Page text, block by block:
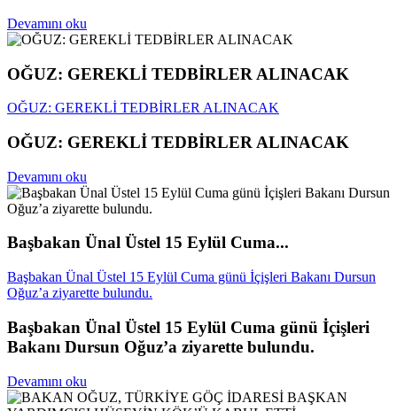
Devamını oku
OĞUZ: GEREKLİ TEDBİRLER ALINACAK
OĞUZ: GEREKLİ TEDBİRLER ALINACAK
OĞUZ: GEREKLİ TEDBİRLER ALINACAK
Devamını oku
Başbakan Ünal Üstel 15 Eylül Cuma...
Başbakan Ünal Üstel 15 Eylül Cuma günü İçişleri Bakanı Dursun
Oğuz’a ziyarette bulundu.
Başbakan Ünal Üstel 15 Eylül Cuma günü İçişleri
Bakanı Dursun Oğuz’a ziyarette bulundu.
Devamını oku